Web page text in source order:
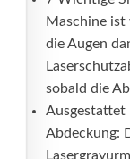
Maschine ist
die Augen
sobald die
Ausgestattet
Abdeckung: